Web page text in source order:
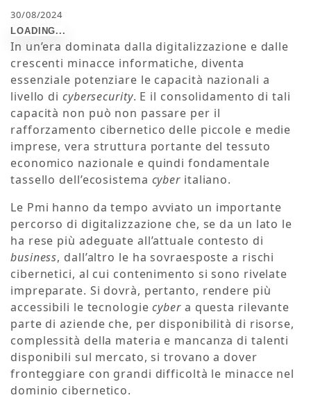
30/08/2024
In un’era dominata dalla digitalizzazione e dalle
crescenti minacce informatiche, diventa
essenziale potenziare le capacità nazionali a
livello di cybersecurity. E il consolidamento di tali
capacità non può non passare per il
rafforzamento cibernetico delle piccole e medie
imprese, vera struttura portante del tessuto
economico nazionale e quindi fondamentale
tassello dell’ecosistema cyber italiano.
Le Pmi hanno da tempo avviato un importante
percorso di digitalizzazione che, se da un lato le
ha rese più adeguate all’attuale contesto di
business, dall’altro le ha sovraesposte a rischi
cibernetici, al cui contenimento si sono rivelate
impreparate. Si dovrà, pertanto, rendere più
accessibili le tecnologiecybera questa rilevante
parte di aziende che, per disponibilità di risorse,
complessità della materia e mancanza di talenti
disponibili sul mercato, si trovano a dover
fronteggiare con grandi difficoltà le minacce nel
dominio cibernetico.